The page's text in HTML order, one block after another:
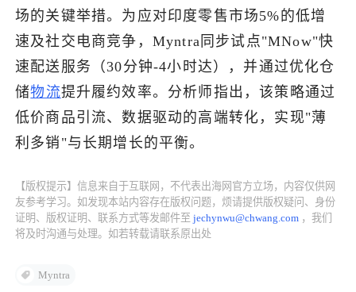
场的关键举措。为应对印度零售市场5%的低增
速及社交电商竞争，Myntra同步试点"MNow"快
速配送服务（30分钟-4小时达），并通过优化仓
储物流提升履约效率。分析师指出，该策略通过
低价商品引流、数据驱动的高端转化，实现"薄
利多销"与长期增长的平衡。
【版权提示】信息来自于互联网，不代表出海网官方立场，内容仅供网
友参考学习。如发现本站内容存在版权问题，烦请提供版权疑问、身份
证明、版权证明、联系方式等发邮件至jechynwu@chwang.com ，我们
将及时沟通与处理。如若转载请联系原出处
Myntra